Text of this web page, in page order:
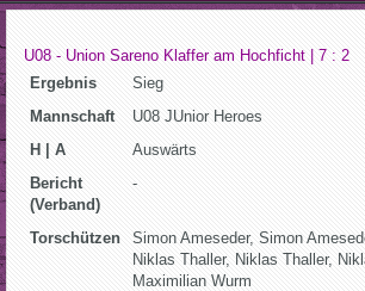
U08 - Union Sareno Klaffer am Hochficht | 7 : 2
Ergebnis
Sieg
Mannschaft
U08 JUnior Heroes
H | A
Auswärts
Bericht
(Verband)
-
Torschützen
Simon Ameseder, Simon
Niklas Thaller, Niklas Thaller,
Maximilian Wurm